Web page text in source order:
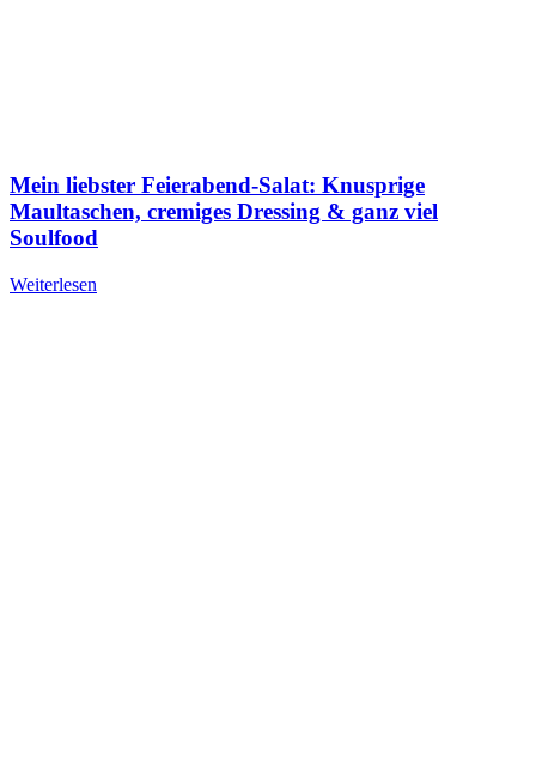
Mein liebster Feierabend-Salat: Knusprige
Maultaschen, cremiges Dressing & ganz viel
Soulfood
Weiterlesen